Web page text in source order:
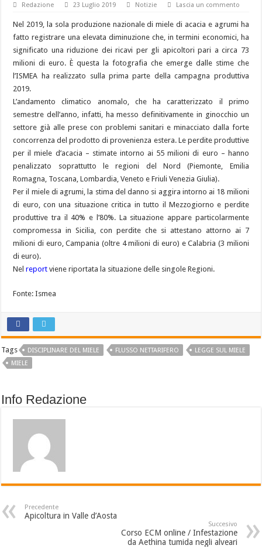
Redazione 23 Luglio 2019 Notizie Lascia un commento
Nel 2019, la sola produzione nazionale di miele di acacia e agrumi ha
fatto registrare una elevata diminuzione che, in termini economici, ha
significato una riduzione dei ricavi per gli apicoltori pari a circa 73
milioni di euro. È questa la fotografia che emerge dalle stime che
l’ISMEA ha realizzato sulla prima parte della campagna produttiva
2019.
L’andamento climatico anomalo, che ha caratterizzato il primo
semestre dell’anno, infatti, ha messo definitivamente in ginocchio un
settore già alle prese con problemi sanitari e minacciato dalla forte
concorrenza del prodotto di provenienza estera. Le perdite produttive
per il miele d’acacia – stimate intorno ai 55 milioni di euro – hanno
penalizzato soprattutto le regioni del Nord (Piemonte, Emilia
Romagna, Toscana, Lombardia, Veneto e Friuli Venezia Giulia).
Per il miele di agrumi, la stima del danno si aggira intorno ai 18 milioni
di euro, con una situazione critica in tutto il Mezzogiorno e perdite
produttive tra il 40% e l’80%. La situazione appare particolarmente
compromessa in Sicilia, con perdite che si attestano attorno ai 7
milioni di euro, Campania (oltre 4 milioni di euro) e Calabria (3 milioni
di euro).
Nelreport viene riportata la situazione delle singole Regioni.
Fonte: Ismea
Tags DISCIPLINARE DEL MIELE FLUSSO NETTARIFERO
LEGGE SUL MIELE
MIELE
Info Redazione
Precedente
Apicoltura in Valle d’Aosta
Succesivo
Corso ECM online / Infestazione
da Aethina tumida negli alveari